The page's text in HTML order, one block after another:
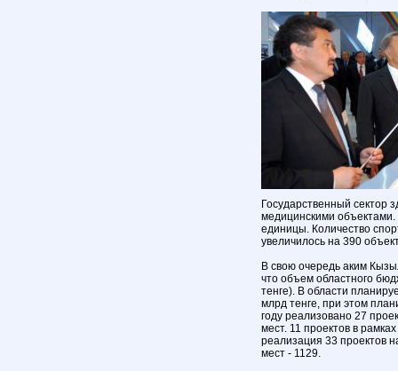
Государственный сектор
медицинскими объектами.
единицы. Количество
увеличилось на 390
В свою очередь аким
что объем областного
тенге). В области
млрд тенге, при этом
году реализовано 27
мест. 11 проектов в
реализация 33 проектов
мест - 1129.